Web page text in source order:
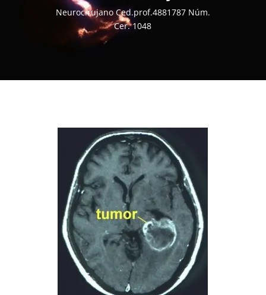
Neurocirujano Ced.prof.4881787 Núm.
Cer. 1048